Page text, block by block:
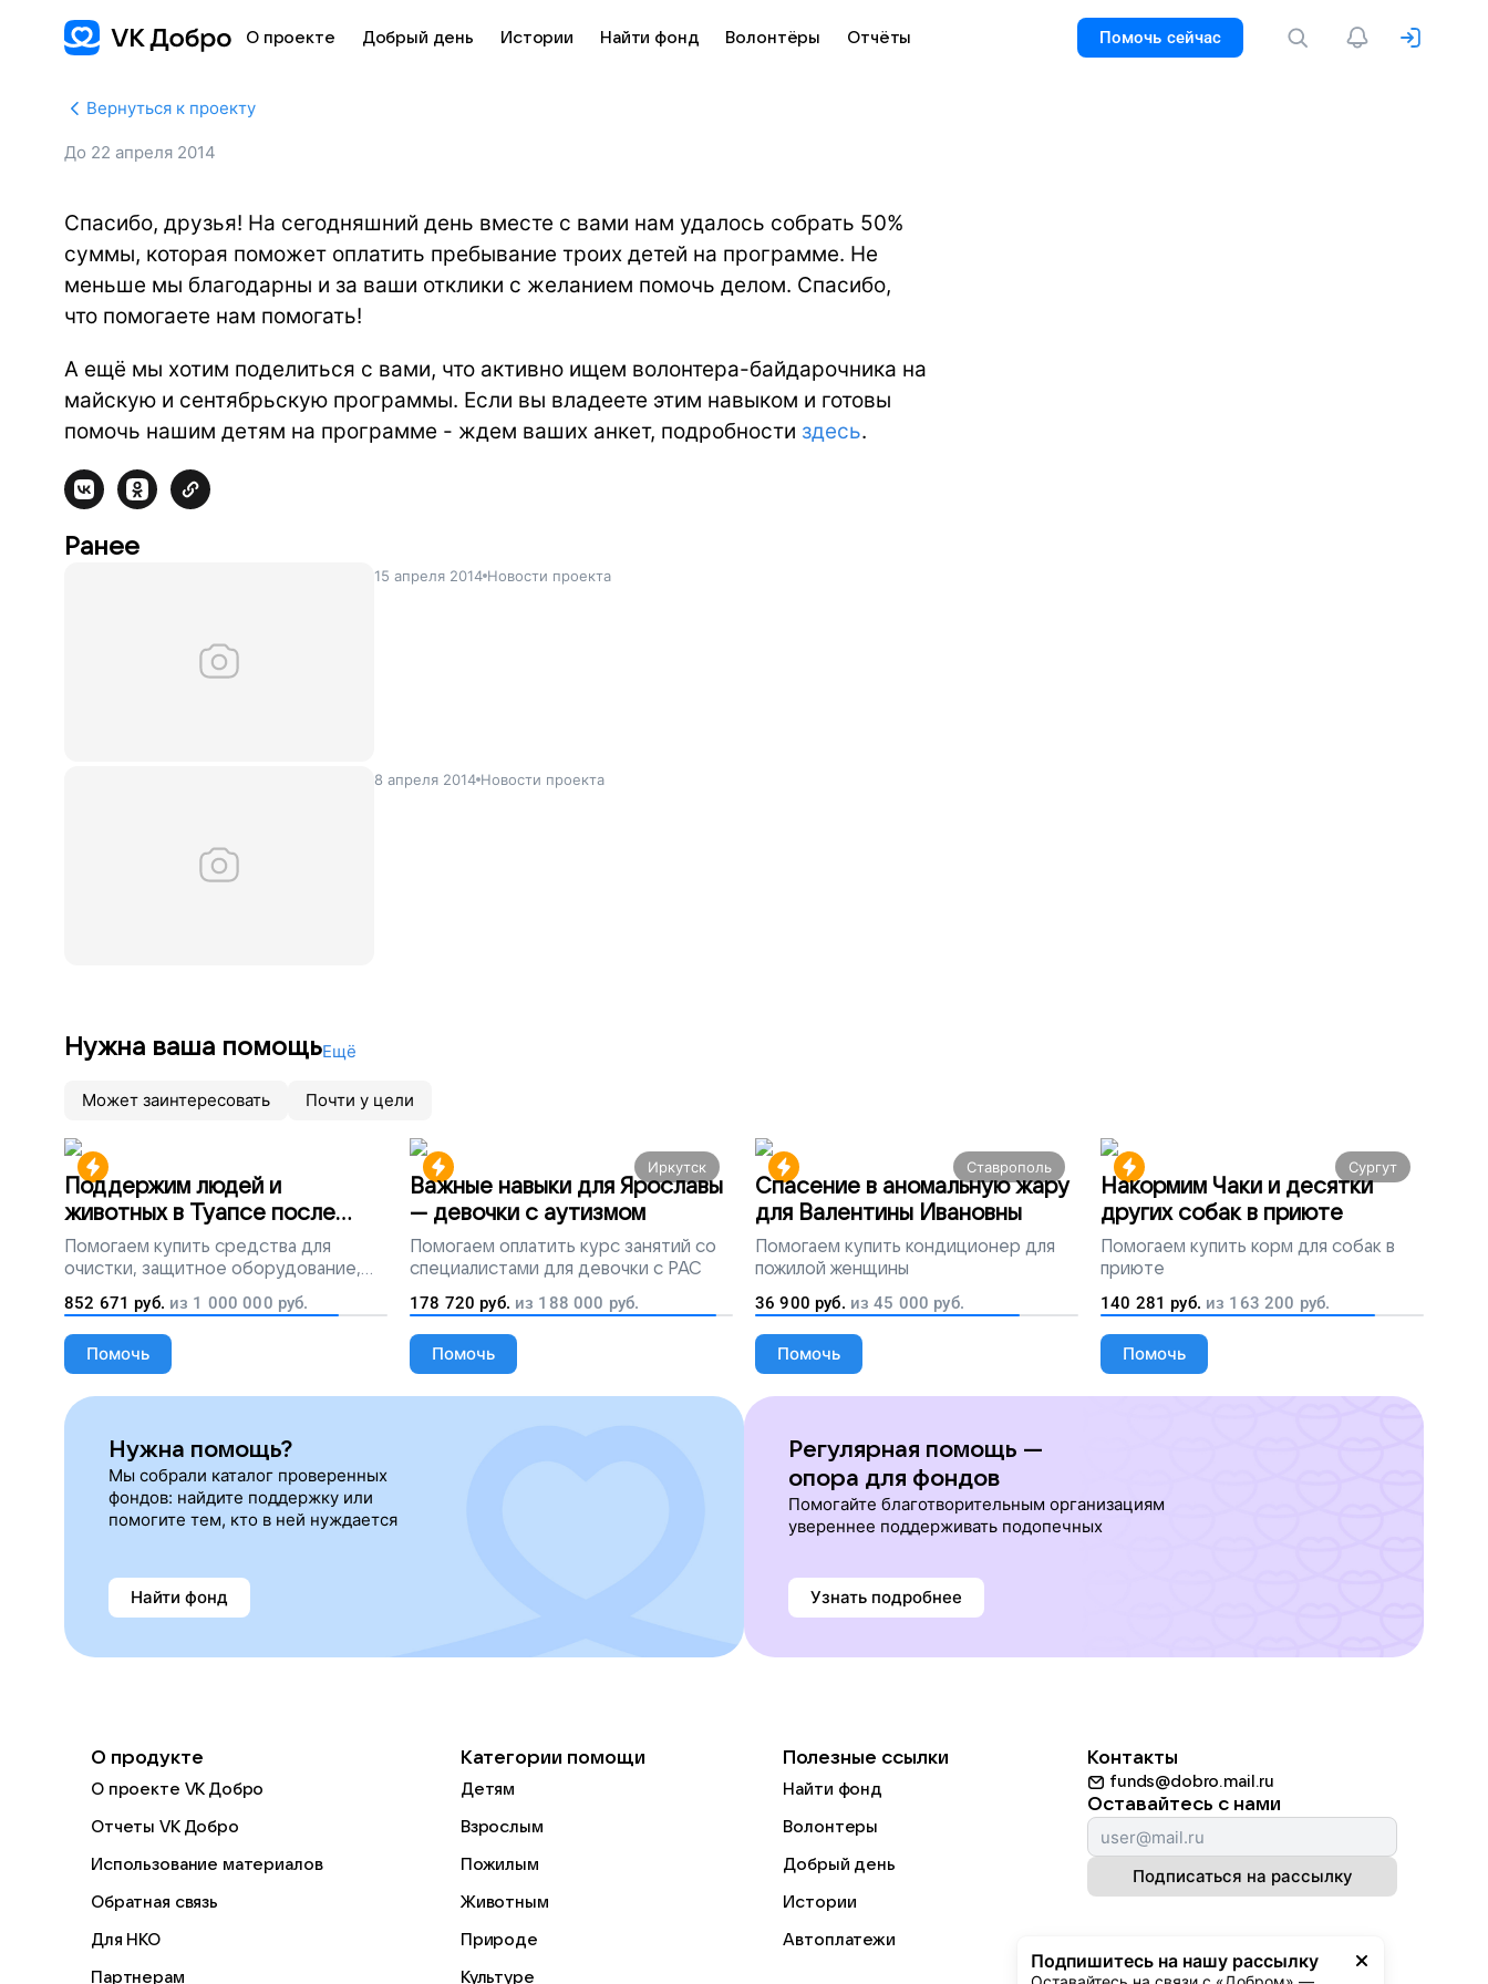
О проекте Добрый день Истории Найти фонд Волонтёры Отчёты Помочь сейчас
Вернуться к проекту
До 22 апреля 2014
Спасибо, друзья! На сегодняшний день вместе с вами нам удалось собрать 50%
суммы, которая поможет оплатить пребывание троих детей на программе. Не
меньше мы благодарны и за ваши отклики с желанием помочь делом. Спасибо,
что помогаете нам помогать!
А ещё мы хотим поделиться с вами, что активно ищем волонтера-байдарочника на
майскую и сентябрьскую программы. Если вы владеете этим навыком и готовы
помочь нашим детям на программе - ждем ваших анкет, подробности здесь.
Ранее
15 апреля 2014 Новости проекта
8 апреля 2014 Новости проекта
Нужна ваша помощьЕщё
Может заинтересовать Почти у цели
Поддержим людей и
животных в Туапсе после
разлива мазута
Помогаем купить средства для
очистки, защитное оборудование,
лекарства, корм и предметы первой
необходимости
852 671 руб. из 1 000 000 руб.
Помочь
Иркутск
Важные навыки для Ярославы
— девочки с аутизмом
Помогаем оплатить курс занятий со
специалистами для девочки с РАС
178 720 руб. из 188 000 руб.
Помочь
Ставрополь
Спасение в аномальную жару
для Валентины Ивановны
Помогаем купить кондиционер для
пожилой женщины
36 900 руб. из45 000 руб.
Помочь
Сургут
Накормим Чаки и десятки
других собак в приюте
Помогаем купить корм для собак в
приюте
140 281 руб. из 163 200 руб.
Помочь
Нужна помощь?
Мы собрали каталог проверенных
фондов: найдите поддержку или
помогите тем, кто в ней нуждается
Найти фонд
Регулярная помощь —
опора для фондов
Помогайте благотворительным организациям
увереннее поддерживать подопечных
Узнать подробнее
Подпишитесь на нашу рассылку
О продукте
О проекте VK Добро
Отчеты VK Добро
Использование материалов
Обратная связь
Для НКО
Партнерам
Категории помощи
Детям
Взрослым
Пожилым
Животным
Природе
Культуре
Полезные ссылки
Найти фонд
Волонтеры
Добрый день
Истории
Автоплатежи
Контакты
funds@dobro.mail.ru
Оставайтесь с нами
Подписаться на рассылку